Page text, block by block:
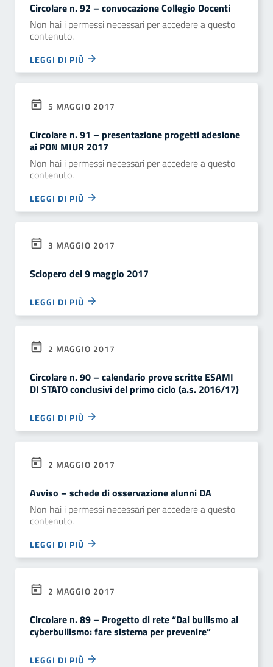
Circolare n. 92 – convocazione Collegio Docenti
Non hai i permessi necessari per accedere a questo
contenuto.
LEGGI DI PIÙ
5 MAGGIO 2017
Circolare n. 91 – presentazione progetti adesione
ai PON MIUR 2017
Non hai i permessi necessari per accedere a questo
contenuto.
LEGGI DI PIÙ
3 MAGGIO 2017
Sciopero del 9 maggio 2017
LEGGI DI PIÙ
2 MAGGIO 2017
Circolare n. 90 – calendario prove scritte ESAMI
DI STATO conclusivi del primo ciclo (a.s. 2016/17)
LEGGI DI PIÙ
2 MAGGIO 2017
Avviso – schede di osservazione alunni DA
Non hai i permessi necessari per accedere a questo
contenuto.
LEGGI DI PIÙ
2 MAGGIO 2017
Circolare n. 89 – Progetto di rete “Dal bullismo al
cyberbullismo: fare sistema per prevenire”
LEGGI DI PIÙ